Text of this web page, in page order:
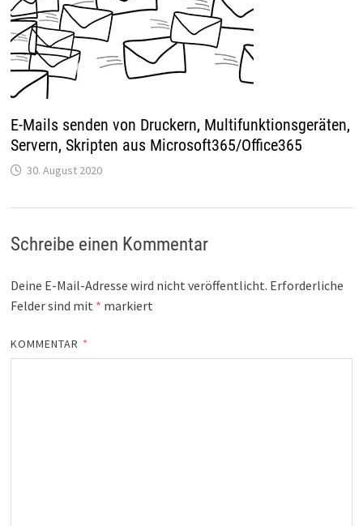
E-Mails senden von Druckern, Multifunktionsgeräten,
Servern, Skripten aus Microsoft365/Office365
30. August 2020
Schreibe einen Kommentar
Deine E-Mail-Adresse wird nicht veröffentlicht. Erforderliche
Felder sind mit * markiert
KOMMENTAR *